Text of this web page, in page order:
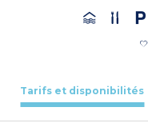
Tarifs et disponibilités